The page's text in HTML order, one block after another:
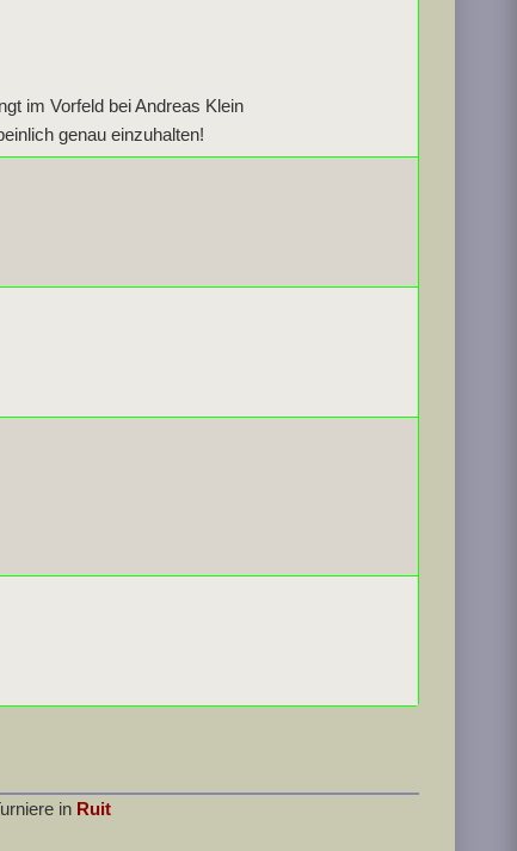
im Vorfeld bei Andreas Klein
genau einzuhalten!
in Ruit